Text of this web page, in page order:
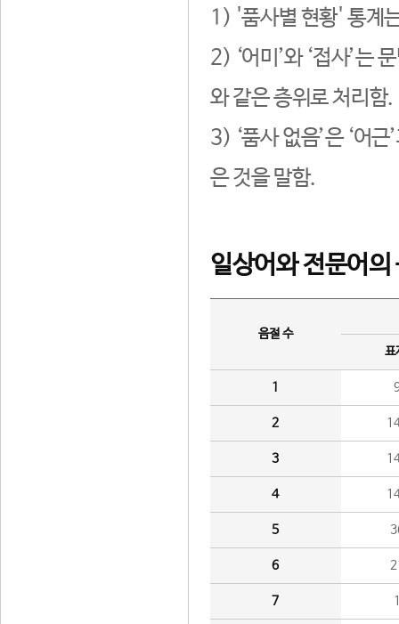
1) '품사별 현황' 통계
2) ‘어미’와 ‘접사’는
와 같은 층위로 처리함.
3) ‘품사 없음’은 ‘어
은 것을 말함.
일상어와 전문어의
음절 수
표
1
2
3
4
5
6
7